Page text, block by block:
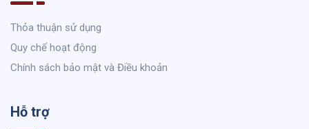
Thỏa thuận sử dụng
Quy chế hoạt động
Chính sách bảo mật và Điều khoản
Hỗ trợ